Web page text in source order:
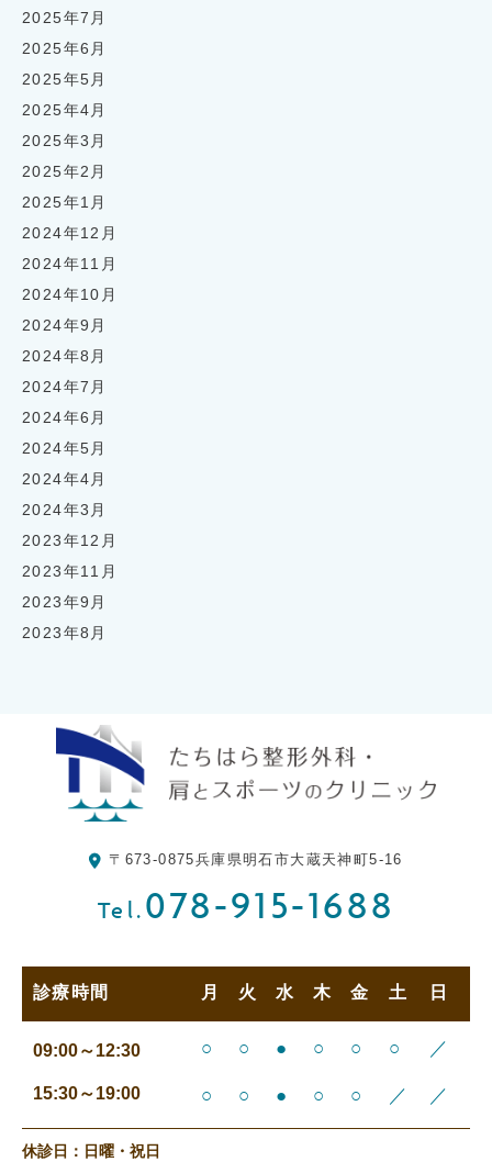
2025年7月
2025年6月
2025年5月
2025年4月
2025年3月
2025年2月
2025年1月
2024年12月
2024年11月
2024年10月
2024年9月
2024年8月
2024年7月
2024年6月
2024年5月
2024年4月
2024年3月
2023年12月
2023年11月
2023年9月
2023年8月
〒673-0875兵庫県明石市大蔵天神町5-16
Tel. 078-915-1688
診療時間 月 火 水 木 金 土 日
09:00～12:30 ○ ○ ● ○ ○ ○ ／
15:30～19:00 ○ ○ ● ○ ○ ／ ／
休診日：日曜・祝日